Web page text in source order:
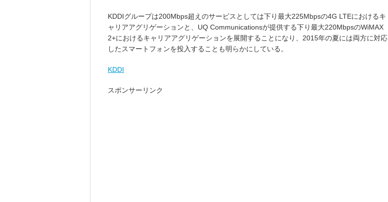
KDDIグループは200Mbps超えのサービスとしては下り最大225Mbpsの4G LTEにおけるキ
ャリアアグリゲーションと、UQ Communicationsが提供する下り最大220MbpsのWiMAX
2+におけるキャリアアグリゲーションを展開することになり、2015年の夏には両方に対応
したスマートフォンを投入することも明らかにしている。
KDDI
スポンサーリンク